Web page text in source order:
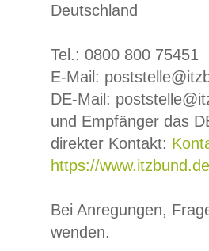
Deutschland
Tel.: 0800 800 75451
E-Mail:
DE-Mail:
und Empfänger das
direkter Kontakt:
https://
Bei Anregungen,
wenden.